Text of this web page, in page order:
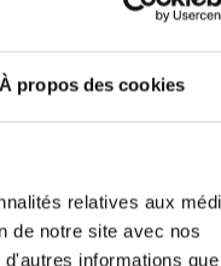
À propos des cookies
relatives aux
de notre site avec nos
informations que